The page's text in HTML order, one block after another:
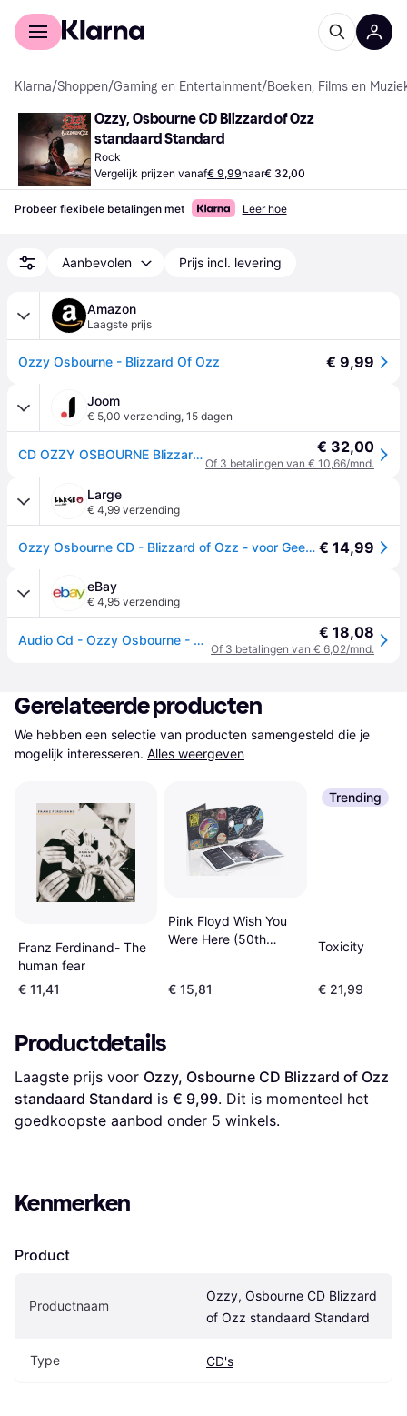
Voor shoppers
Klarna/Shoppen/Gaming en Entertainment/Boeken, Films en
Ozzy, Osbourne CD Blizzard of Ozz
standaard Standard
Rock
Vergelijk prijzen vanaf€ 9,99naar€ 32,00
Probeer flexibele betalingen met Leer hoe
Aanbevolen Prijs incl. levering
Amazon
Laagste prijs
Ozzy Osbourne - Blizzard Of Ozz € 9,99
Joom
€ 5,00 verzending, 15 dagen
CD OZZY OSBOURNE Blizzard Of Ozz 88697738182 Epic 2011 VS Rock € 32,00
Of 3 betalingen van € 10,66/mnd.
Large
€ 4,99 verzending
Ozzy Osbourne CD - Blizzard of Ozz - voor Geen - standaard - Standard € 14,99
eBay
€ 4,95 verzending
Audio Cd - Ozzy Osbourne - Blizzard Of Oz - Epic -N- nieuw € 18,08
Of 3 betalingen van € 6,02/mnd.
Gerelateerde producten
We hebben een selectie van producten samengesteld die je
mogelijk interesseren. Alles weergeven
Franz Ferdinand- The
human fear
€ 11,41
Pink Floyd Wish You
Were Here (50th
€ 15,81
Trending
Toxicity
€ 21,99
Productdetails
Laagste prijs voor Ozzy, Osbourne CD Blizzard of Ozz
standaard Standard is € 9,99. Dit is momenteel het
goedkoopste aanbod onder 5 winkels.
Kenmerken
Product
Productnaam
Ozzy, Osbourne CD Blizzard
of Ozz standaard Standard
Type CD's